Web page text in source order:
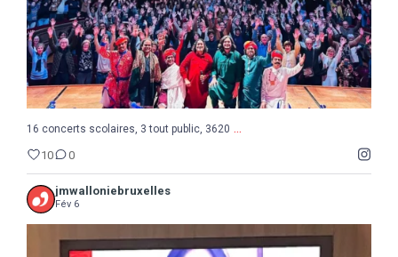
16 concerts scolaires, 3 tout public, 3620 ...
10 0
jmwalloniebruxelles
Fév 6